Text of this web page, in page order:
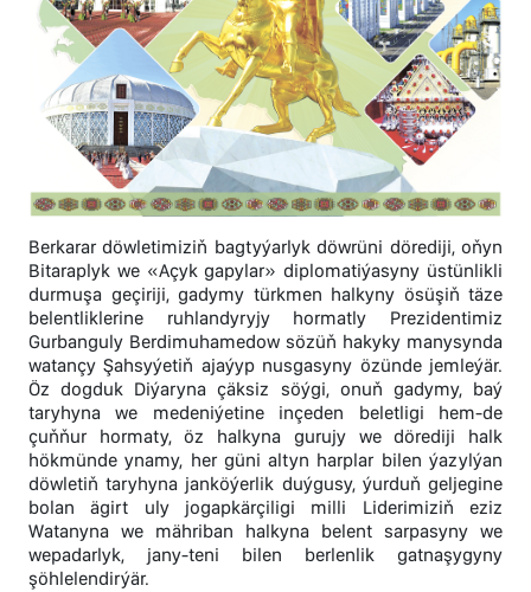
Berkarar döwletimiziň bagtyýarlyk döwrüni dörediji, oňyn
Bitaraplyk we «Açyk gapylar» diplomatiýasyny üstünlikli
durmuşa geçiriji, gadymy türkmen halkyny ösüşiň täze
belentliklerine ruhlandyryjy hormatly Prezidentimiz
Gurbanguly Berdimuhamedow sözüň hakyky manysynda
watançy Şahsyýetiň ajaýyp nusgasyny özünde jemleýär.
Öz dogduk Diýaryna çäksiz söýgi, onuň gadymy, baý
taryhyna we medeniýetine inçeden beletligi hem-de
çuňňur hormaty, öz halkyna gurujy we dörediji halk
hökmünde ynamy, her güni altyn harplar bilen ýazylýan
döwletiň taryhyna janköýerlik duýgusy, ýurduň geljegine
bolan ägirt uly jogapkärçiligi milli Liderimiziň eziz
Watanyna we mähriban halkyna belent sarpasyny we
wepadarlyk, jany-teni bilen berlenlik gatnaşygyny
şöhlelendirýär.